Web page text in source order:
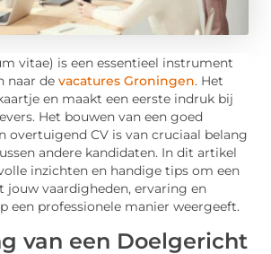
vitae) is een essentieel instrument
naar de vacatures Groningen. Het
en maakt een eerste indruk bij
Het bouwen van een goed
overtuigend CV is van cruciaal belang
andere kandidaten. In dit artikel
inzichten en handige tips om een
jouw vaardigheden, ervaring en
een professionele manier weergeeft.
van een Doelgericht